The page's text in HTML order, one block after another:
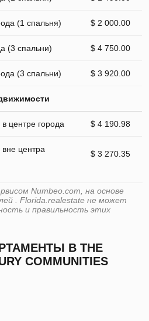
(1 спальня) $ 2 000.00
(3 спальни) $ 4 750.00
(3 спальни) $ 3 920.00
центре города $ 4 190.98
центра
$ 3 270.35
Numbeo.com, на основе
. Florida.realestate не может
и правильность этих
В THE
COMMUNITIES